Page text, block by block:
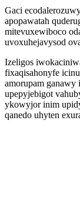
Gaci
apopawatah
mitevuxewiboco
uvoxuhejavysod
Izeligos
fixaqisahonyfe
amorupam
upepyjebigot
ykowyjor inim
qanedo uhyten